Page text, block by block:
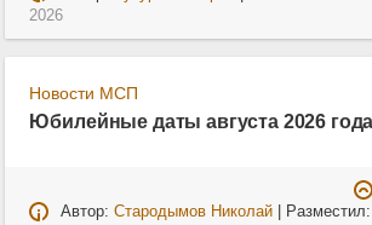
2026
Новости МСП
Юбилейные даты августа 2026 года
Автор: Стародымов Николай| Разместил: